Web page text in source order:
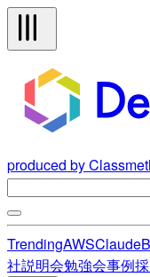
produced by
TrendingAWSClaude
社説明会勉強会事例